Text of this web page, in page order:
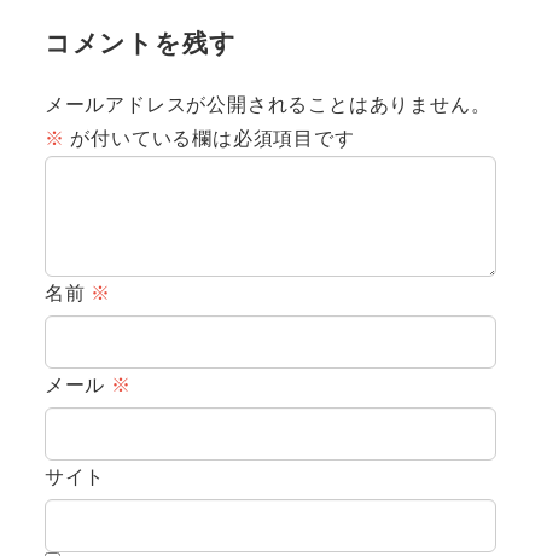
コメントを残す
メールアドレスが公開されることはありません。
※ が付いている欄は必須項目です
名前 ※
メール ※
サイト